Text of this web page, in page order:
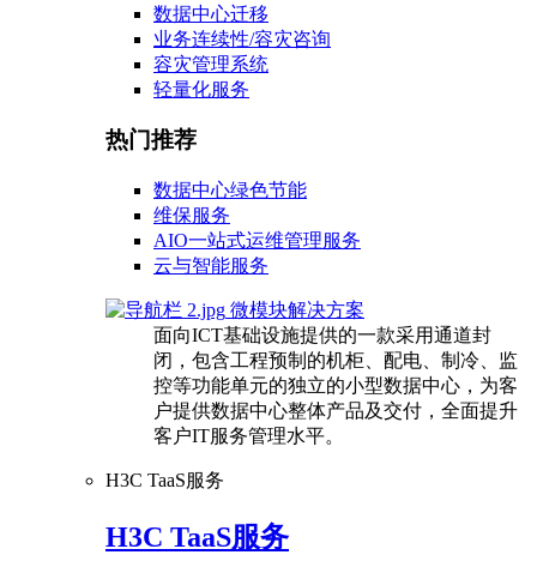
数据中心迁移
业务连续性/容灾咨询
容灾管理系统
轻量化服务
热门推荐
数据中心绿色节能
维保服务
AIO一站式运维管理服务
云与智能服务
微模块解决方案
面向ICT基础设施提供的一款采用通道封
闭，包含工程预制的机柜、配电、制冷、监
控等功能单元的独立的小型数据中心，为客
户提供数据中心整体产品及交付，全面提升
客户IT服务管理水平。
H3C TaaS服务
H3C TaaS服务